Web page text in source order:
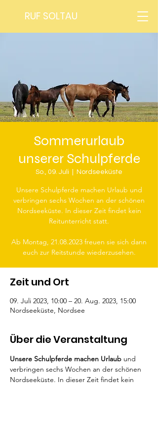
RUF SOLTAU
Sommerurlaub
unserer Schulpferde
So., 09. Juli Nordseeküste
Unsere Schulpferde machen Urlaub und
verbringen sechs Wochen an der schönen
Nordseeküste. In dieser Zeit findet kein
Reitunterricht statt.
Ab Montag, 21.08.2023 freuen sie sich dann
euch zur Reitstunde wiederzusehen.
Zeit und Ort
09. Juli 2023, 10:00 – 20. Aug. 2023, 15:00
Nordseeküste, Nordsee
Über die Veranstaltung
Unsere Schulpferde machen Urlaub und
verbringen sechs Wochen an der schönen
Nordseeküste. In dieser Zeit findet kein